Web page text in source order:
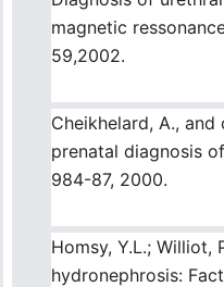
magnetic
59,2002.
Cheikhelard, A.,
prenatal diagnosis
984-87, 2000.
Homsy, Y.L.; Williot,
hydronephrosis: